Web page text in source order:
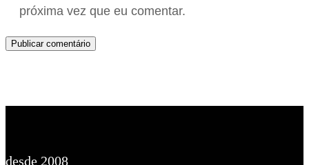
próxima vez que eu comentar.
desde 2008